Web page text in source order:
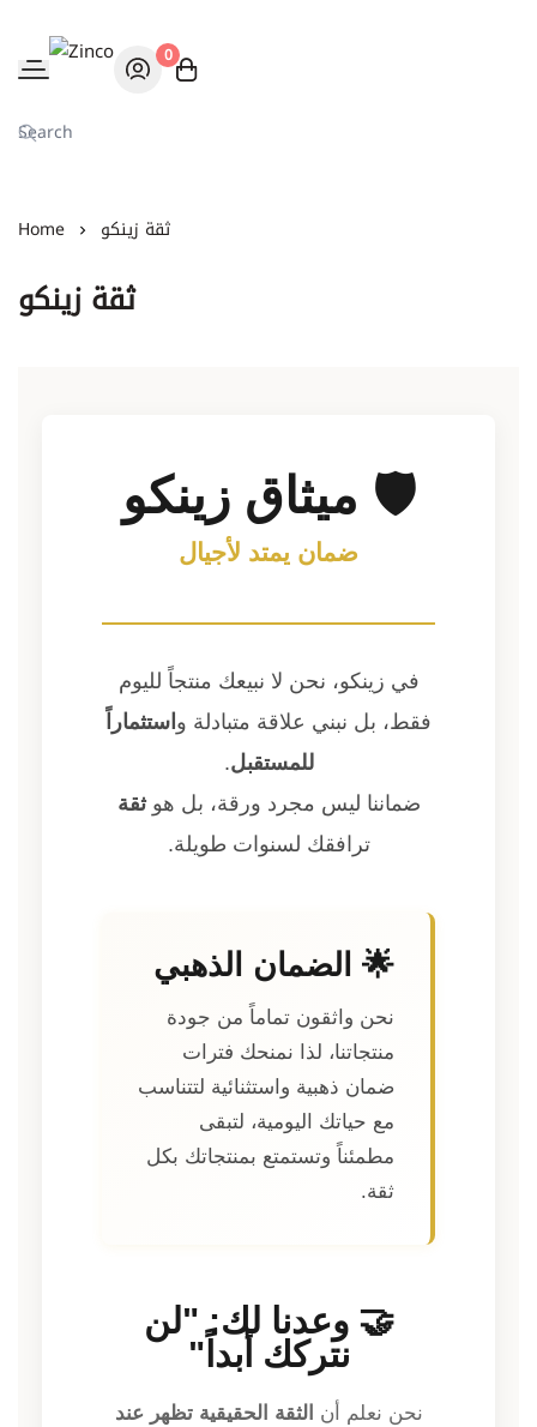
Zinco
0
Home ثقة زينكو
ثقة زينكو
🛡️ ميثاق زينكو
ضمان يمتد لأجيال
في زينكو، نحن لا نبيعك منتجاً لليوم
فقط، بل نبني علاقة متبادلة و استثماراً
للمستقبل.
ضماننا ليس مجرد ورقة، بل هوثقة
ترافقك لسنوات طويلة.
🌟 الضمان الذهبي
نحن واثقون تماماً من جودة
منتجاتنا، لذا نمنحك فترات
ضمان ذهبية واستثنائية لتتناسب
مع حياتك اليومية، لتبقى
مطمئناً وتستمتع بمنتجاتك بكل
ثقة.
🤝 وعدنا لك: "لن
نتركك أبداً"
نحن نعلم أن
الثقة الحقيقية تظهر عند